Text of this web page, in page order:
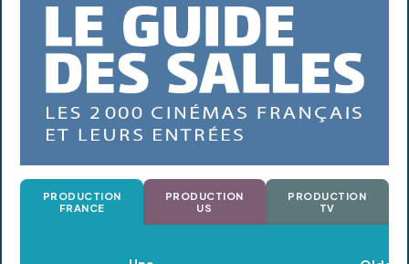
PRODUCTION
FRANCE
PRODUCTION
US
PRODUCTION
TV